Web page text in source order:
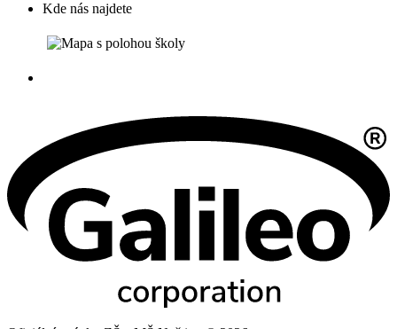
Kde nás najdete